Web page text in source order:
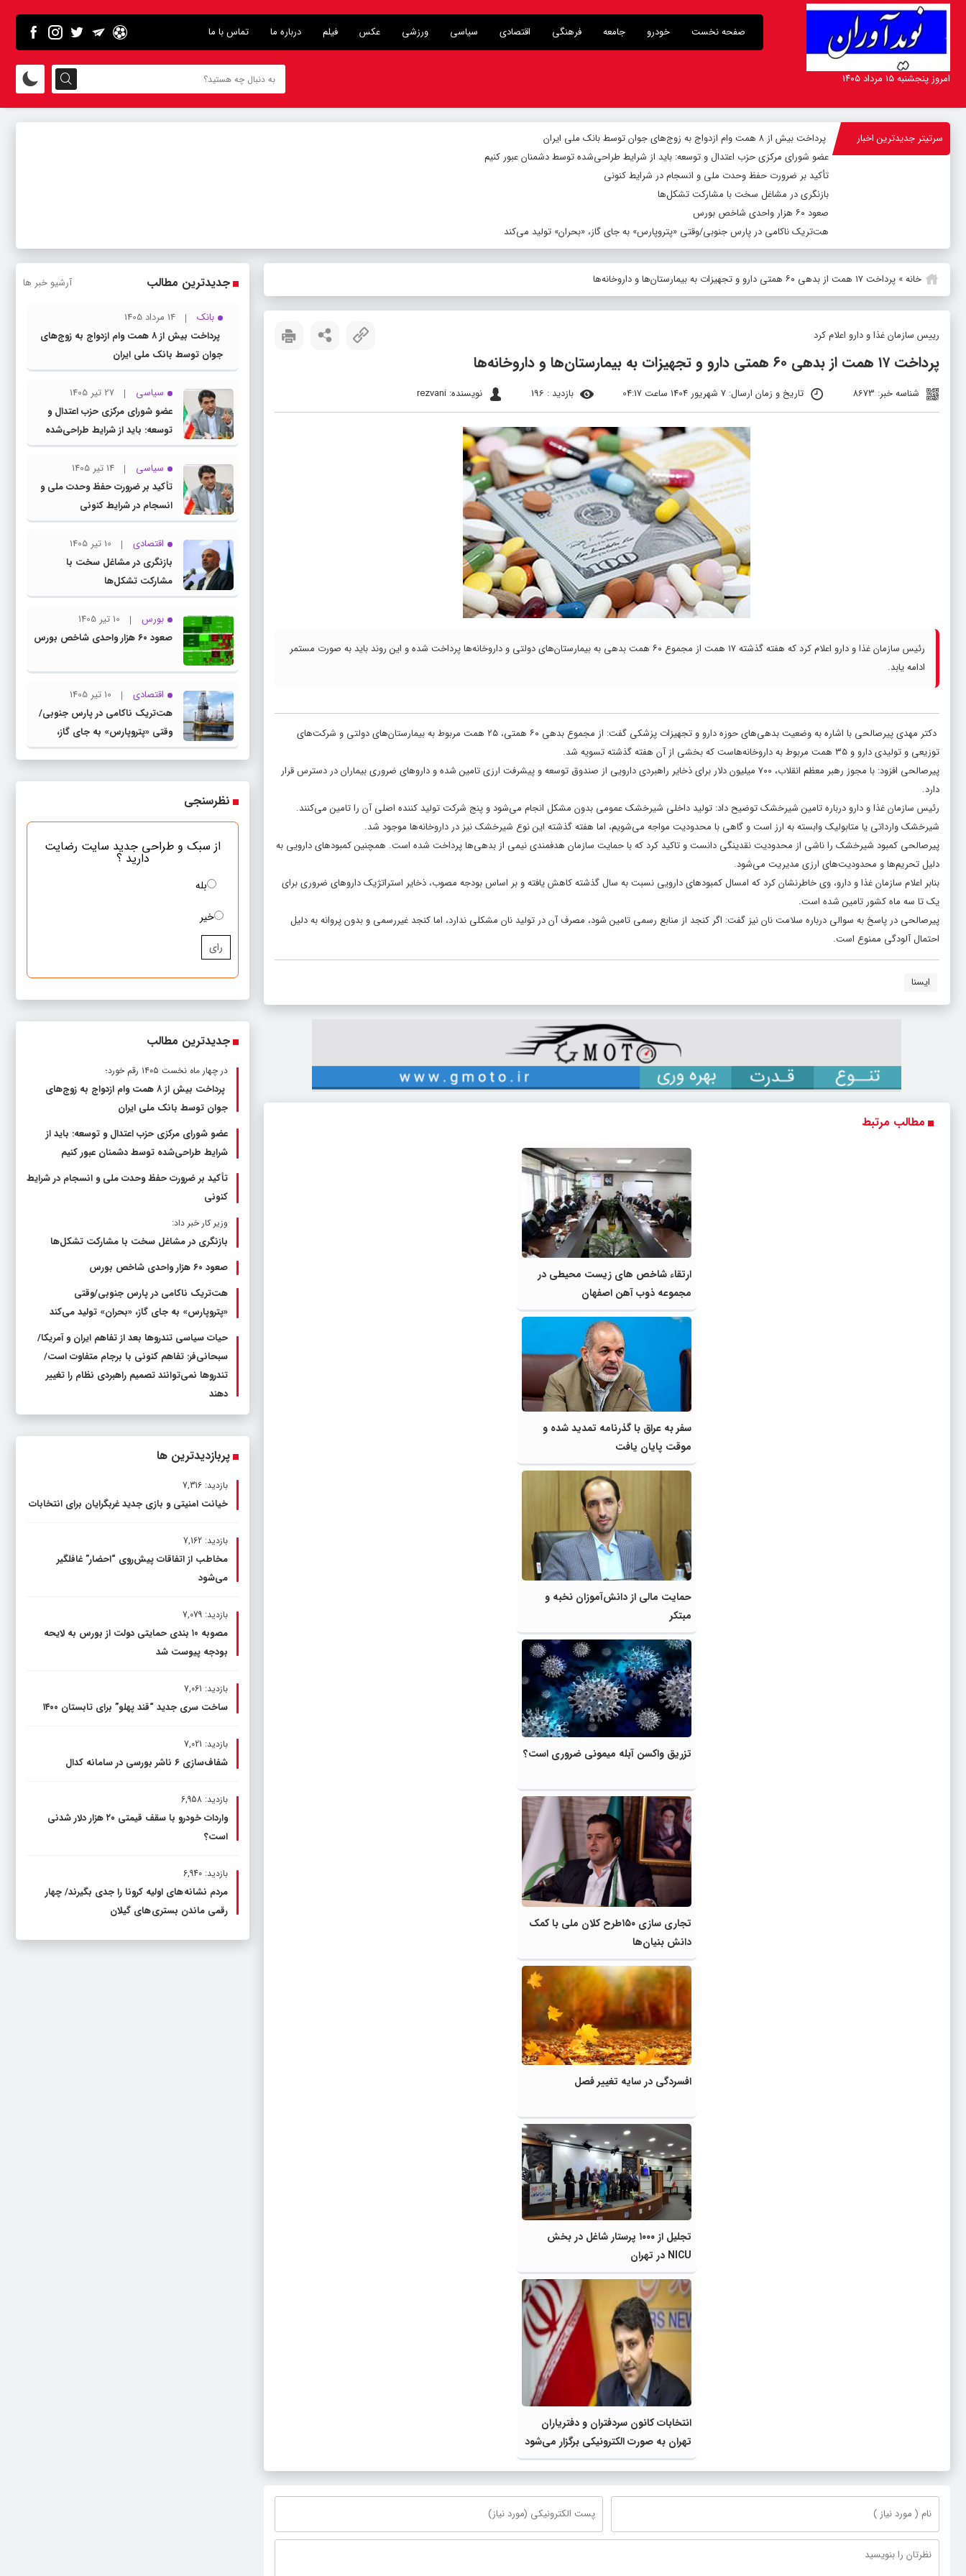
صفحه نخست خودرو جامعه فرهنگی اقتصادی سیاسی ورزشی عکس فیلم درباره ما تماس با ما
امروز پنجشنبه ۱۵ مرداد ۱۴۰۵
سرتیتر جدیدترین اخبار
پرداخت بیش از ۸ همت وام ازدواج به زوج‌های جوان توسط بانک ملی ایران
عضو شورای مرکزی حزب اعتدال و توسعه: باید از شرایط طراحی‌شده توسط دشمنان عبور کنیم
تأکید بر ضرورت حفظ وحدت ملی و انسجام در شرایط کنونی
بازنگری در مشاغل سخت با مشارکت تشکل‌ها
صعود ۶۰ هزار واحدی شاخص بورس
هت‌تریک ناکامی در پارس جنوبی/وقتی «پتروپارس» به جای گاز، «بحران» تولید می‌کند
خانه» پرداخت ۱۷ همت از بدهی ۶۰ همتی دارو و تجهیزات به بیمارستان‌ها و داروخانه‌ها
رییس سازمان غذا و دارو اعلام کرد
پرداخت ۱۷ همت از بدهی ۶۰ همتی دارو و تجهیزات به بیمارستان‌ها و داروخانه‌ها
شناسه خبر: 8673 تاریخ و زمان ارسال: 7 شهریور 1404 ساعت 04:17 بازدید : 196 نویسنده: rezvani
رئیس سازمان غذا و دارو اعلام کرد که هفته گذشته ۱۷ همت از مجموع ۶۰ همت بدهی به بیمارستان‌های دولتی و داروخانه‌ها پرداخت شده و این روند باید به صورت مستمر
ادامه یابد.
دکتر مهدی پیرصالحی با اشاره به وضعیت بدهی‌های حوزه دارو و تجهیزات پزشکی گفت: از مجموع بدهی ۶۰ همتی، ۲۵ همت مربوط به بیمارستان‌های دولتی و شرکت‌های
توزیعی و تولیدی دارو و ۳۵ همت مربوط به داروخانه‌هاست که بخشی از آن هفته گذشته تسویه شد.
پیرصالحی افزود: با مجوز رهبر معظم انقلاب، ۷۰۰ میلیون دلار برای ذخایر راهبردی دارویی از صندوق توسعه و پیشرفت ارزی تامین شده و داروهای ضروری بیماران در دسترس قرار
دارد.
رئیس سازمان غذا و دارو درباره تامین شیرخشک توضیح داد: تولید داخلی شیرخشک عمومی بدون مشکل انجام می‌شود و پنج شرکت تولید کننده اصلی آن را تامین می‌کنند.
شیرخشک وارداتی یا متابولیک وابسته به ارز است و گاهی با محدودیت مواجه می‌شویم، اما هفته گذشته این نوع شیرخشک نیز در داروخانه‌ها موجود شد.
پیرصالحی کمبود شیرخشک را ناشی از محدودیت نقدینگی دانست و تاکید کرد که با حمایت سازمان هدفمندی نیمی از بدهی‌ها پرداخت شده است. همچنین کمبودهای دارویی به
دلیل تحریم‌ها و محدودیت‌های ارزی مدیریت می‌شود.
بنابر اعلام سازمان غذا و دارو، وی خاطرنشان کرد که امسال کمبودهای دارویی نسبت به سال گذشته کاهش یافته و بر اساس بودجه مصوب، ذخایر استراتژیک داروهای ضروری برای
یک تا سه ماه کشور تامین شده است.
پیرصالحی در پاسخ به سوالی درباره سلامت نان نیز گفت: اگر کنجد از منابع رسمی تامین شود، مصرف آن در تولید نان مشکلی ندارد، اما کنجد غیررسمی و بدون پروانه به دلیل
احتمال آلودگی ممنوع است.
ایسنا
مطالب مرتبط
ارتقاء شاخص های زیست محیطی در
مجموعه ذوب آهن اصفهان
سفر به عراق با گذرنامه تمدید شده و
موقت پایان یافت
حمایت مالی از دانش‌آموزان نخبه و
مبتکر
تزریق واکسن آبله میمونی ضروری است؟
تجاری سازی ۱۵۰طرح کلان ملی با کمک
دانش بنیان‌ها
افسردگی در سایه تغییر فصل
تجلیل از ۱۰۰۰ پرستار شاغل در بخش
NICU در تهران
انتخابات کانون سردفتران و دفتریاران
تهران به صورت الکترونیکی برگزار می‌شود
جدیدترین مطالب آرشیو خبر ها
بانک
14 مرداد 1405
پرداخت بیش از ۸ همت وام ازدواج به زوج‌های
جوان توسط بانک ملی ایران
سیاسی
27 تیر 1405
عضو شورای مرکزی حزب اعتدال و
توسعه: باید از شرایط طراحی‌شده
توسط دشمنان عبور کنیم
سیاسی
14 تیر 1405
تأکید بر ضرورت حفظ وحدت ملی و
انسجام در شرایط کنونی
اقتصادی
10 تیر 1405
بازنگری در مشاغل سخت با
مشارکت تشکل‌ها
بورس
10 تیر 1405
صعود ۶۰ هزار واحدی شاخص بورس
اقتصادی
10 تیر 1405
هت‌تریک ناکامی در پارس جنوبی/
وقتی «پتروپارس» به جای گاز،
«بحران» تولید می‌کند
نظرسنجی
از سبک و طراحی جدید سایت رضایت
دارید ؟
بله
خیر
رای
جدیدترین مطالب
در چهار ماه نخست ۱۴۰۵ رقم خورد؛
پرداخت بیش از ۸ همت وام ازدواج به زوج‌های
جوان توسط بانک ملی ایران
عضو شورای مرکزی حزب اعتدال و توسعه: باید از
شرایط طراحی‌شده توسط دشمنان عبور کنیم
تأکید بر ضرورت حفظ وحدت ملی و انسجام در شرایط
کنونی
وزیر کار خبر داد:
بازنگری در مشاغل سخت با مشارکت تشکل‌ها
صعود ۶۰ هزار واحدی شاخص بورس
هت‌تریک ناکامی در پارس جنوبی/وقتی
«پتروپارس» به جای گاز، «بحران» تولید می‌کند
حیات سیاسی تندروها بعد از تفاهم ایران و آمریکا/
سبحانی‌فر: تفاهم کنونی با برجام متفاوت است/
تندروها نمی‌توانند تصمیم راهبردی نظام را تغییر
دهند
پربازدیدترین ها
بازدید: 7,316
خیانت امنیتی و بازی جدید غربگرایان برای انتخابات
بازدید: 7,162
مخاطب از اتفاقات پیش‌روی “احضار” غافلگیر
می‌شود
بازدید: 7,079
مصوبه ۱۰ بندی حمایتی دولت از بورس به لایحه
بودجه پیوست شد
بازدید: 7,061
ساخت سری جدید “قند پهلو” برای تابستان ۱۴۰۰
بازدید: 7,021
شفاف‌سازی ۶ ناشر بورسی در سامانه کدال
بازدید: 6,958
واردات خودرو با سقف قیمتی ۲۰ هزار دلار شدنی
است؟
بازدید: 6,940
مردم نشانه های اولیه کرونا را جدی بگیرند/ چهار
رقمی ماندن بستری های گیلان